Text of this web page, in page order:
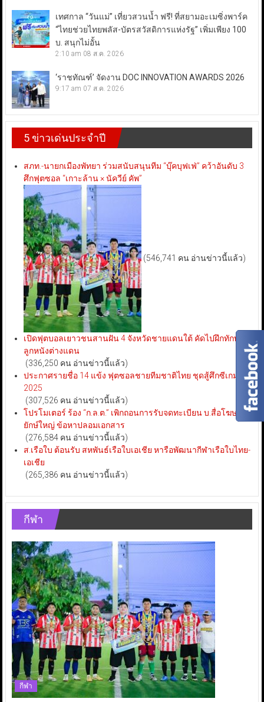
เทศกาล “วันแม่” เที่ยวสวนน้ำ ฟรี! ที่สยามอะเมซิ่งพาร์ค
“ไทยช่วยไทยพลัส-บัตรสวัสดิการแห่งรัฐ” เพิ่มเพียง 100
บ. สนุกไม่อั้น
2:10 am 08 ส.ค. 2026
‘ราชทัณฑ์’ จัดงาน DOC INNOVATION AWARDS 2026
9:17 am 07 ส.ค. 2026
5 ข่าวเด่นประจำปี
สภท.-นายกเมืองพัทยา ร่วมสนับสนุนทีม “บุ๊คบุฟเฟ่” คว้าอันดับ 3
ศึกฟุตซอล “เกาะล้าน × นัควีย์ คัพ”
(546,741 คน อ่านข่าวนี้แล้ว)
เปิดฟุตบอลเยาวชนสานฝัน 4 จังหวัดชายแดนใต้ คัดไปฝึกทักษะ
ลูกหนังต่างแดน
(336,250 คน อ่านข่าวนี้แล้ว)
ประกาศรายชื่อ 14 แข้ง ฟุตซอลชายทีมชาติไทย ชุดสู้ศึกซีเกมส์
2025
(307,526 คน อ่านข่าวนี้แล้ว)
โปรโมเตอร์ ร้อง “ก.ล.ต.” เพิกถอนการรับจดทะเบียน บ.สื่อโฆษณา
ยักษ์ใหญ่ ข้อหาปลอมเอกสาร
(276,584 คน อ่านข่าวนี้แล้ว)
ส.เรือใบ ต้อนรับ สหพันธ์เรือใบเอเชีย หารือพัฒนากีฬาเรือใบไทย-
เอเชีย
(265,386 คน อ่านข่าวนี้แล้ว)
กีฬา
กีฬา